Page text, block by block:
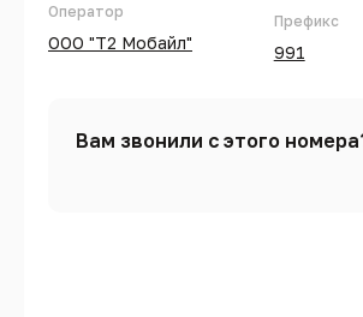
Оператор
ООО "Т2 Мобайл"
Префикс
991
Вам звонили с этого